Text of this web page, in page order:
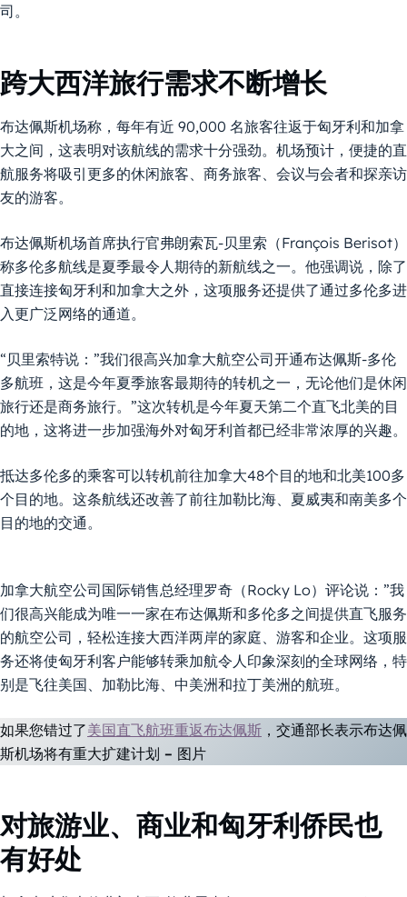
司。
跨大西洋旅行需求不断增长
布达佩斯机场称，每年有近 90,000 名旅客往返于匈牙利和加拿
大之间，这表明对该航线的需求十分强劲。机场预计，便捷的直
航服务将吸引更多的休闲旅客、商务旅客、会议与会者和探亲访
友的游客。
布达佩斯机场首席执行官弗朗索瓦-贝里索（François Berisot）
称多伦多航线是夏季最令人期待的新航线之一。他强调说，除了
直接连接匈牙利和加拿大之外，这项服务还提供了通过多伦多进
入更广泛网络的通道。
“贝里索特说：”我们很高兴加拿大航空公司开通布达佩斯-多伦
多航班，这是今年夏季旅客最期待的转机之一，无论他们是休闲
旅行还是商务旅行。”这次转机是今年夏天第二个直飞北美的目
的地，这将进一步加强海外对匈牙利首都已经非常浓厚的兴趣。
抵达多伦多的乘客可以转机前往加拿大48个目的地和北美100多
个目的地。这条航线还改善了前往加勒比海、夏威夷和南美多个
目的地的交通。
加拿大航空公司国际销售总经理罗奇（Rocky Lo）评论说：”我
们很高兴能成为唯一一家在布达佩斯和多伦多之间提供直飞服务
的航空公司，轻松连接大西洋两岸的家庭、游客和企业。这项服
务还将使匈牙利客户能够转乘加航令人印象深刻的全球网络，特
别是飞往美国、加勒比海、中美洲和拉丁美洲的航班。
如果您错过了美国直飞航班重返布达佩斯 ，交通部长表示布达佩
斯机场将有重大扩建计划 – 图片
对旅游业、商业和匈牙利侨民也
有好处